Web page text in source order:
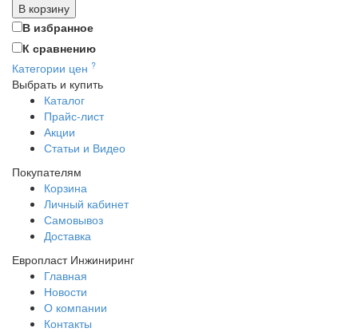
В корзину
В избранное
К сравнению
Категории цен ?
Выбрать и купить
Каталог
Прайс-лист
Акции
Статьи и Видео
Покупателям
Корзина
Личный кабинет
Самовывоз
Доставка
Европласт Инжиниринг
Главная
Новости
О компании
Контакты